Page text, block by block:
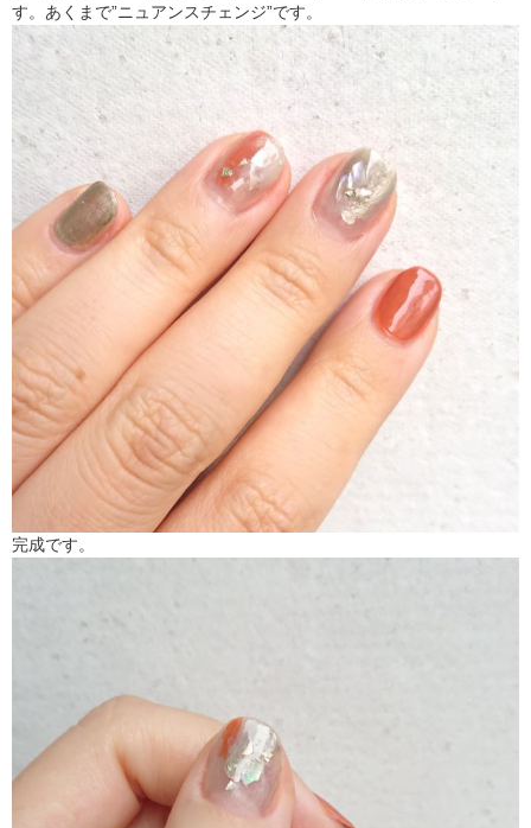
す。あくまで”ニュアンスチェンジ”です。
完成です。